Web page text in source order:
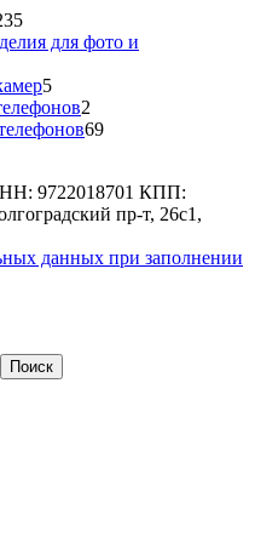
235
товаров
для фото и
55
товаров
2
товара
6969
9722018701 КПП:
пр-т, 26с1,
данных при заполнении
Поиск